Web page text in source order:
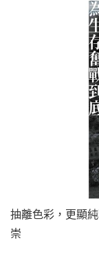
抽離色彩，更顯
崇